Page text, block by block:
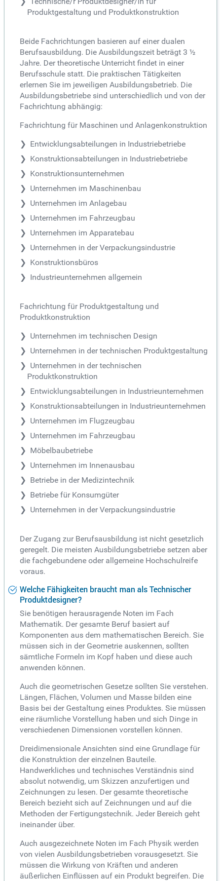
Produktgestaltung und Produktkonstruktion
Beide Fachrichtungen basieren auf einer dualen
Berufsausbildung. Die Ausbildungszeit beträgt 3 ½
Jahre. Der theoretische Unterricht findet in einer
Berufsschule statt. Die praktischen Tätigkeiten
erlernen Sie im jeweiligen Ausbildungsbetrieb. Die
Ausbildungsbetriebe sind unterschiedlich und von der
Fachrichtung abhängig:
Fachrichtung für Maschinen und Anlagenkonstruktion
Entwicklungsabteilungen in Industriebetriebe
Konstruktionsabteilungen in Industriebetriebe
Konstruktionsunternehmen
Unternehmen im Maschinenbau
Unternehmen im Anlagebau
Unternehmen im Fahrzeugbau
Unternehmen im Apparatebau
Unternehmen in der Verpackungsindustrie
Konstruktionsbüros
Industrieunternehmen allgemein
Fachrichtung für Produktgestaltung und
Produktkonstruktion
Unternehmen im technischen Design
Unternehmen in der technischen Produktgestaltung
Unternehmen in der technischen
Produktkonstruktion
Entwicklungsabteilungen in Industrieunternehmen
Konstruktionsabteilungen in Industrieunternehmen
Unternehmen im Flugzeugbau
Unternehmen im Fahrzeugbau
Möbelbaubetriebe
Unternehmen im Innenausbau
Betriebe in der Medizintechnik
Betriebe für Konsumgüter
Unternehmen in der Verpackungsindustrie
Der Zugang zur Berufsausbildung ist nicht gesetzlich
geregelt. Die meisten Ausbildungsbetriebe setzen aber
die fachgebundene oder allgemeine Hochschulreife
voraus.
Welche Fähigkeiten braucht man als Technischer
Produktdesigner?
Sie benötigen herausragende Noten im Fach
Mathematik. Der gesamte Beruf basiert auf
Komponenten aus dem mathematischen Bereich. Sie
müssen sich in der Geometrie auskennen, sollten
sämtliche Formeln im Kopf haben und diese auch
anwenden können.
Auch die geometrischen Gesetze sollten Sie verstehen.
Längen, Flächen, Volumen und Masse bilden eine
Basis bei der Gestaltung eines Produktes. Sie müssen
eine räumliche Vorstellung haben und sich Dinge in
verschiedenen Dimensionen vorstellen können.
Dreidimensionale Ansichten sind eine Grundlage für
die Konstruktion der einzelnen Bauteile.
Handwerkliches und technisches Verständnis sind
absolut notwendig, um Skizzen anzufertigen und
Zeichnungen zu lesen. Der gesamte theoretische
Bereich bezieht sich auf Zeichnungen und auf die
Methoden der Fertigungstechnik. Jeder Bereich geht
ineinander über.
Auch ausgezeichnete Noten im Fach Physik werden
von vielen Ausbildungsbetrieben vorausgesetzt. Sie
müssen die Wirkung von Kräften und anderen
äußerlichen Einflüssen auf ein Produkt begreifen. Die